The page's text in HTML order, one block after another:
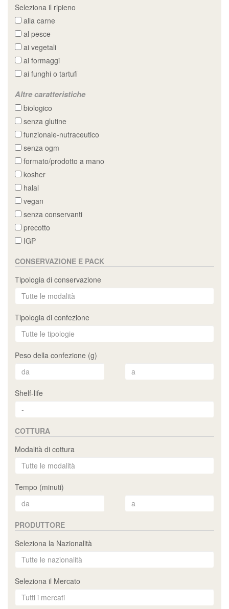
Seleziona il ripieno
alla carne
al pesce
ai vegetali
ai formaggi
ai funghi o tartufi
Altre caratteristiche
biologico
senza glutine
funzionale-nutraceutico
senza ogm
formato/prodotto a mano
kosher
halal
vegan
senza conservanti
precotto
IGP
CONSERVAZIONE E PACK
Tipologia di conservazione
Tipologia di confezione
Peso della confezione (g)
Shelf-life
COTTURA
Modalità di cottura
Tempo (minuti)
PRODUTTORE
Seleziona la Nazionalità
Seleziona il Mercato